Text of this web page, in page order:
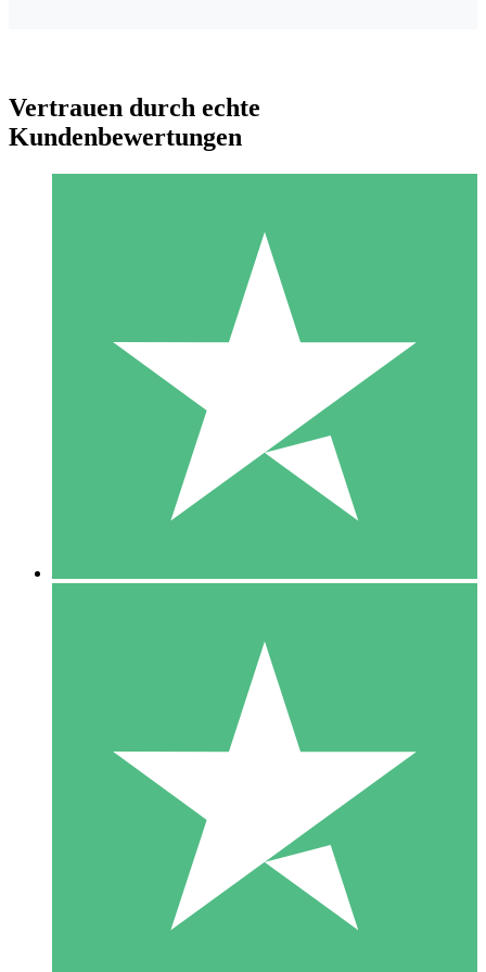
Individuelle Credit-Pakete
Zahlen Sie nach Bedarf mit Download-Credits. Keine
monatliche Verpflichtung erforderlich.
10 00
10 Downloads
20 00
Vertrauen durch echte
Kundenbewertungen